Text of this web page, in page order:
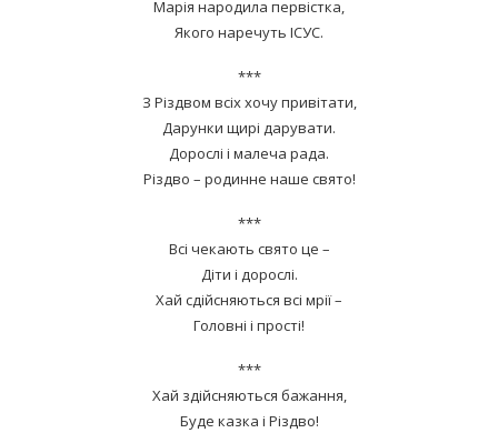
Марія народила первістка,
Якого наречуть ІСУС.
***
З Різдвом всіх хочу привітати,
Дарунки щирі дарувати.
Дорослі і малеча рада.
Різдво – родинне наше свято!
***
Всі чекають свято це –
Діти і дорослі.
Хай сдійсняються всі мрії –
Головні і прості!
***
Хай здійсняються бажання,
Буде казка і Різдво!